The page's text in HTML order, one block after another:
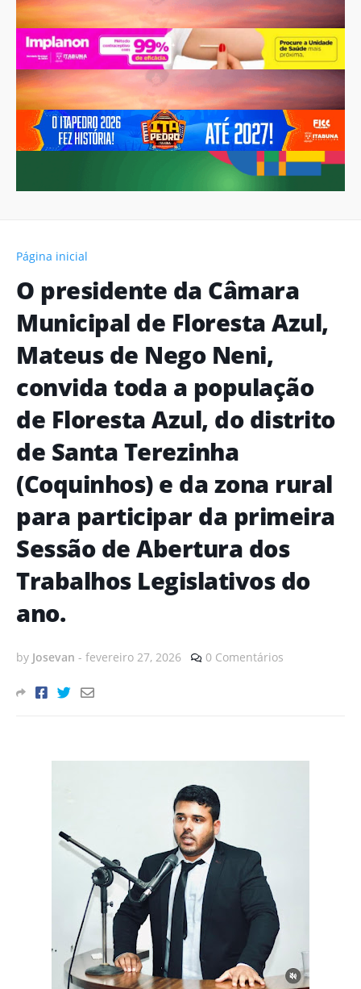
Página inicial
O presidente da Câmara
Municipal de Floresta Azul,
Mateus de Nego Neni,
convida toda a população
de Floresta Azul, do distrito
de Santa Terezinha
(Coquinhos) e da zona rural
para participar da primeira
Sessão de Abertura dos
Trabalhos Legislativos do
ano.
by Josevan - fevereiro 27, 2026 0 Comentários